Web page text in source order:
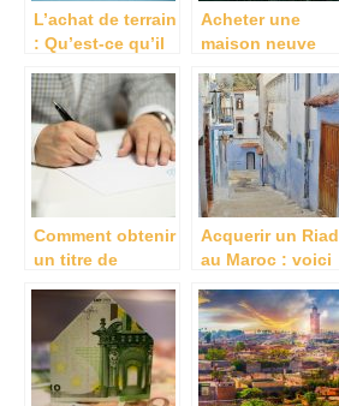
L’achat de terrain
: Qu’est-ce qu’il
?
Acheter une
maison neuve
faites appel a un
promoteur
immobilier
Comment obtenir
un titre de
Acquerir un Riad
au Maroc : voici
conseils utiles